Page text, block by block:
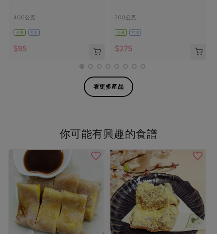
400公克
全素 常溫
$95
300公克
全素 常溫
$275
看更多產品
你可能有興趣的食譜